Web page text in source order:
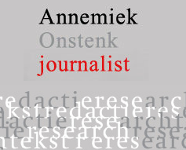
inhoud
eerste
sidebar
Annemiek
Onstenk
Journalist
tekst,
redactie
&